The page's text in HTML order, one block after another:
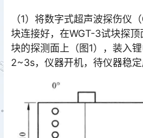
（1）将数字式超声波探伤仪
块连接好，在WGT-3试块探
块的探测面上（图1），装入
2~3s，仪器开机，待仪器稳定